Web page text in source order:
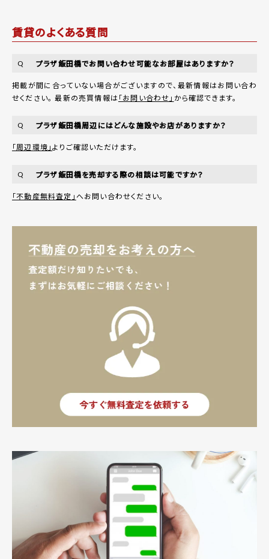
賃貸のよくある質問
Q プラザ飯田橋でお問い合わせ可能なお部屋はありますか？
掲載が間に合っていない場合がございますので、最新情報はお問い合わ
せください。 最新の売買情報は「お問い合わせ」 から確認できます。
Q プラザ飯田橋周辺にはどんな施設やお店がありますか？
「周辺環境」よりご確認いただけます。
Q プラザ飯田橋を売却する際の相談は可能ですか？
「不動産無料査定」へお問い合わせください。